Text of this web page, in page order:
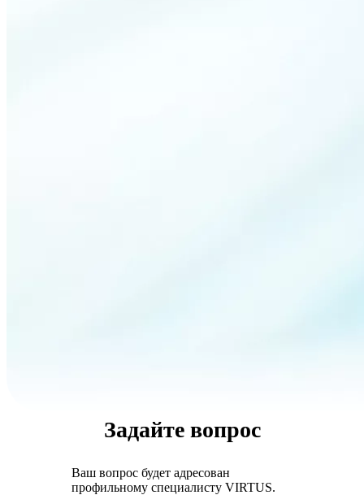
Задайте вопрос
Ваш вопрос будет адресован
профильному специалисту VIRTUS.